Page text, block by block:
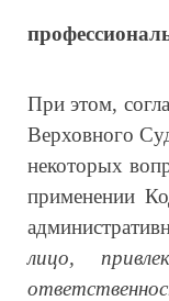
При этом,
Верховного
некоторых
применении
лицо,